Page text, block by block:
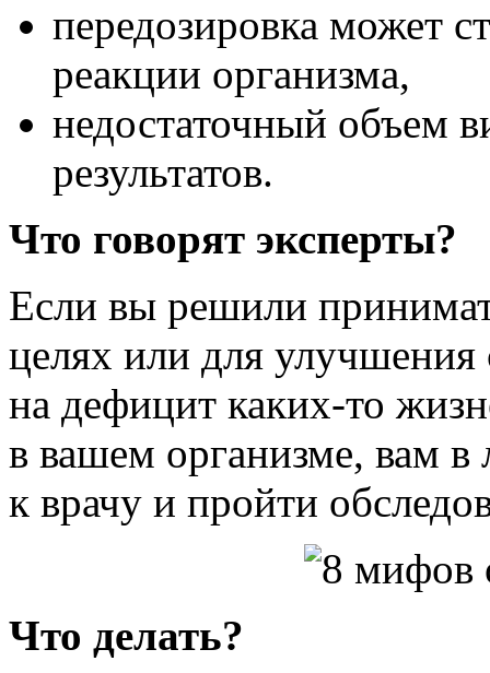
передозировка может
реакции организма,
недостаточный объем
результатов.
Что говорят эксперты?
Если вы решили
целях или для улучшения
на дефицит каких-то
в вашем организме, вам в
к врачу и пройти
Что делать?